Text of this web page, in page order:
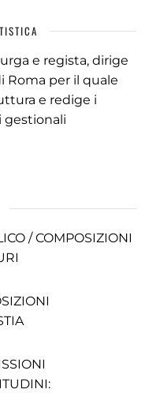
e regista, dirige
Roma per il quale
e redige i
gestionali
/ COMPOSIZIONI